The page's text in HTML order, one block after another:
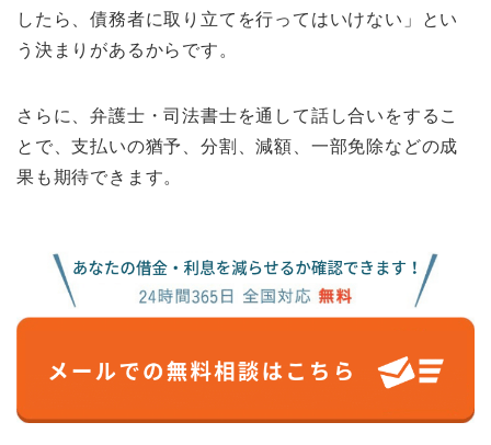
したら、債務者に取り立てを行ってはいけない」とい
う決まりがあるからです。
さらに、弁護士・司法書士を通して話し合いをするこ
とで、支払いの猶予、分割、減額、一部免除などの成
果も期待できます。